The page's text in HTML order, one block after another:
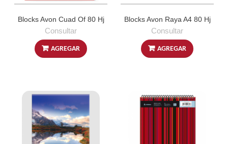
Blocks Avon Cuad Of 80 Hj
Consultar
AGREGAR
Blocks Avon Raya A4 80 Hj
Consultar
AGREGAR